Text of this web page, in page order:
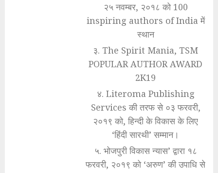
२५ नवम्बर, २०१८ को 100
inspiring authors of India में
स्थान
३. The Spirit Mania, TSM
POPULAR AUTHOR AWARD
2K19
४. Literoma Publishing
Services की तरफ से ०३ फरवरी,
२०१९ को, हिन्दी के विकास के लिए
‘हिंदी सारथी’ सम्मान।
५. भोजपुरी विकास न्यास’ द्वारा १८
फरवरी, २०१९ को ‘अरुण’ की उपाधि से